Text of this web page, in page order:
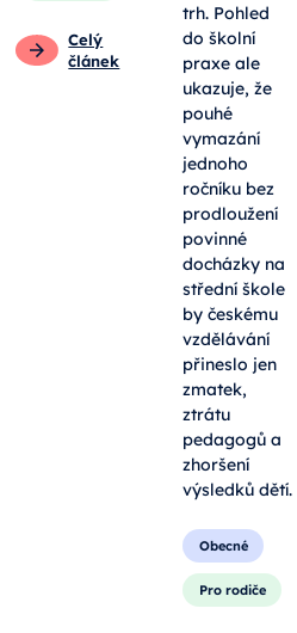
Celý
článek
trh. Pohled
do školní
praxe ale
ukazuje, že
pouhé
vymazání
jednoho
ročníku bez
prodloužení
povinné
docházky na
střední škole
by českému
vzdělávání
přineslo jen
zmatek,
ztrátu
pedagogů a
zhoršení
výsledků dětí.
Obecné
Pro rodiče